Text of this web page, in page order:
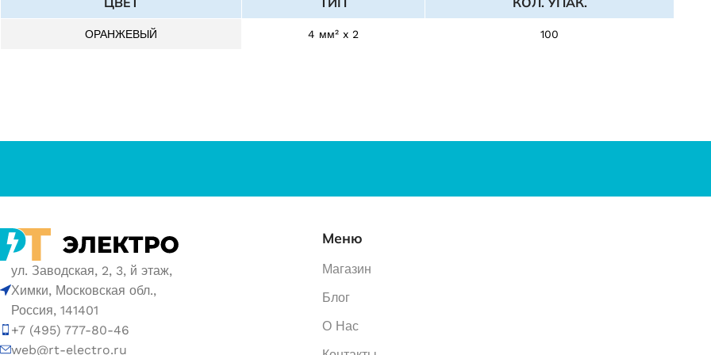
ОРАНЖЕВЫЙ 4 мм² x 2 100
ул. Заводская, 2, 3, й этаж,
Химки, Московская обл.,
Россия, 141401
+7 (495) 777-80-46
web@rt-electro.ru
Меню
Магазин
Блог
О Нас